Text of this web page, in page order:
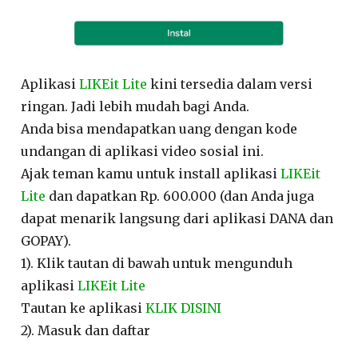
AplikasiLIKEit Lite kini tersedia dalam versi
ringan. Jadi lebih mudah bagi Anda.
Anda bisa mendapatkan uang dengan kode
undangan di aplikasi video sosial ini.
Ajak teman kamu untuk install aplikasiLIKEit
Lite dan dapatkan Rp. 600.000 (dan Anda juga
dapat menarik langsung dari aplikasi DANA dan
GOPAY).
1). Klik tautan di bawah untuk mengunduh
aplikasiLIKEit Lite
Tautan ke aplikasiKLIK DISINI
2). Masuk dan daftar